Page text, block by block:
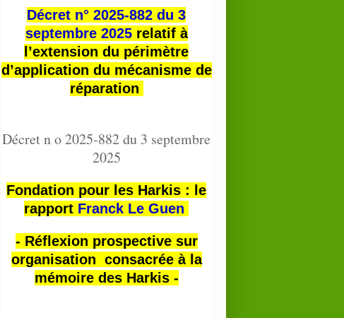
Décret n° 2025-882 du 3
septembre 2025relatif à
l’extension du périmètre
d’application du mécanisme de
réparation
Décret n o 2025-882 du 3 septembre
2025
Fondation pour les Harkis : le
rapport Franck Le Guen
- Réflexion prospective sur
organisation consacrée à la
mémoire des Harkis -